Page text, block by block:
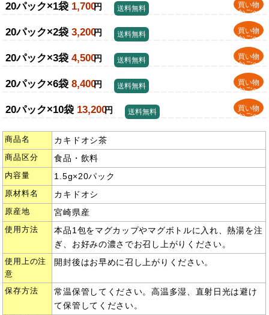
20パック×1袋 1,700円
買い物
かごへ
送料無料
20パック×2袋 3,200円
買い物
かごへ
送料無料
20パック×3袋 4,500円
買い物
かごへ
送料無料
20パック×6袋 8,400円
買い物
かごへ
送料無料
20パック×10袋 13,200円
買い物
かごへ
送料無料
商品名 カキドオシ茶
商品区分 食品・飲料
内容量 1.5g×20パック
原材料名 カキドオシ
原産地 宮崎県産
使用方法
本品1包をマグカップやマグボトルに入れ、熱湯を注
ぎ、お好みの濃さでお召し上がりください。
使用上の注
意
開封後はお早めに召し上がりください。
保存方法
常温保管してください。高温多湿、直射日光は避け
て保管してください。